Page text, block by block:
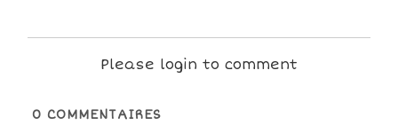
Please login to comment
0 COMMENTAIRES